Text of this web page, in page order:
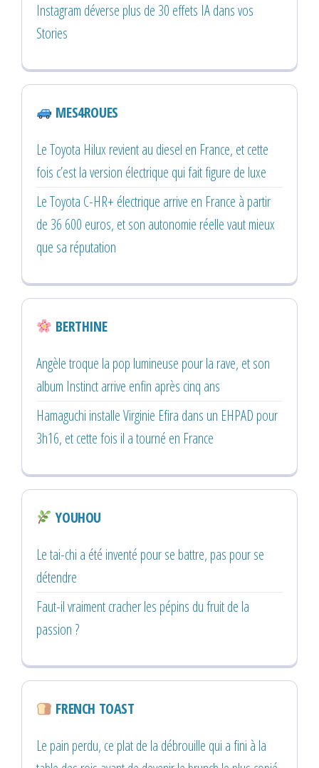
Instagram déverse plus de 30 effets IA dans vos
Stories
MES4ROUES
Le Toyota Hilux revient au diesel en France, et cette
fois c’est la version électrique qui fait figure de luxe
Le Toyota C-HR+ électrique arrive en France à partir
de 36 600 euros, et son autonomie réelle vaut mieux
que sa réputation
BERTHINE
Angèle troque la pop lumineuse pour la rave, et son
album Instinct arrive enfin après cinq ans
Hamaguchi installe Virginie Efira dans un EHPAD pour
3h16, et cette fois il a tourné en France
YOUHOU
Le tai-chi a été inventé pour se battre, pas pour se
détendre
Faut-il vraiment cracher les pépins du fruit de la
passion ?
FRENCH TOAST
Le pain perdu, ce plat de la débrouille qui a fini à la